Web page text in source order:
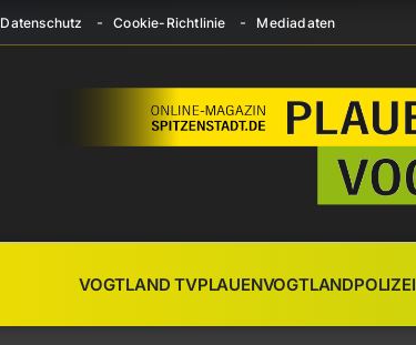
Datenschutz Cookie-Richtlinie Mediadaten
VOGTLAND TVPLAUENVOGTLANDPOLIZEI